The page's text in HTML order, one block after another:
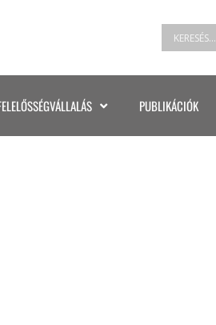
PUBLIKÁCIÓK